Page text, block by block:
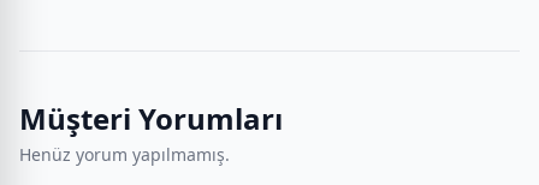
Müşteri Yorumları
Henüz yorum yapılmamış.